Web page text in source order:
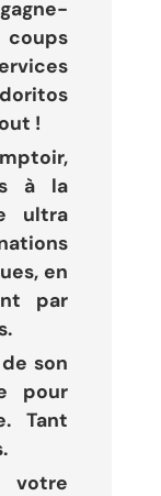
!
à la
ultra
en
par
son
pour
Tant
votre